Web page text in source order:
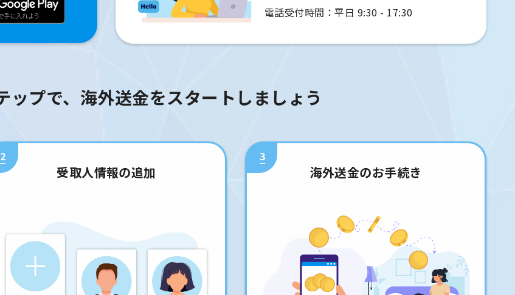
電話受付時間：平日 9:30 - 17:30
ップで、海外送金をスタートしましょう
2
受取人情報の追加
3
海外送金のお手続き